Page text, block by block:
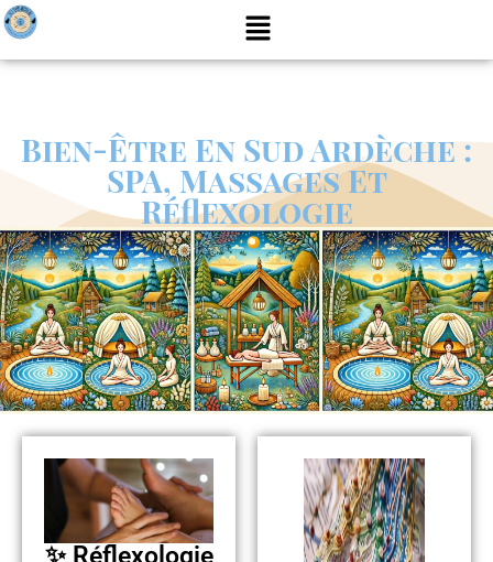
Bien-Être En Sud Ardèche :
SPA, Massages Et
Réflexologie